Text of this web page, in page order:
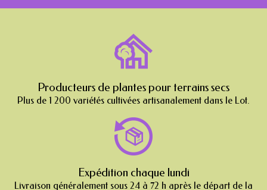
Producteurs de plantes pour terrains secs
Plus de 1 200 variétés cultivées artisanalement dans le Lot.
Expédition chaque lundi
Livraison généralement sous 24 à 72 h après le départ de la